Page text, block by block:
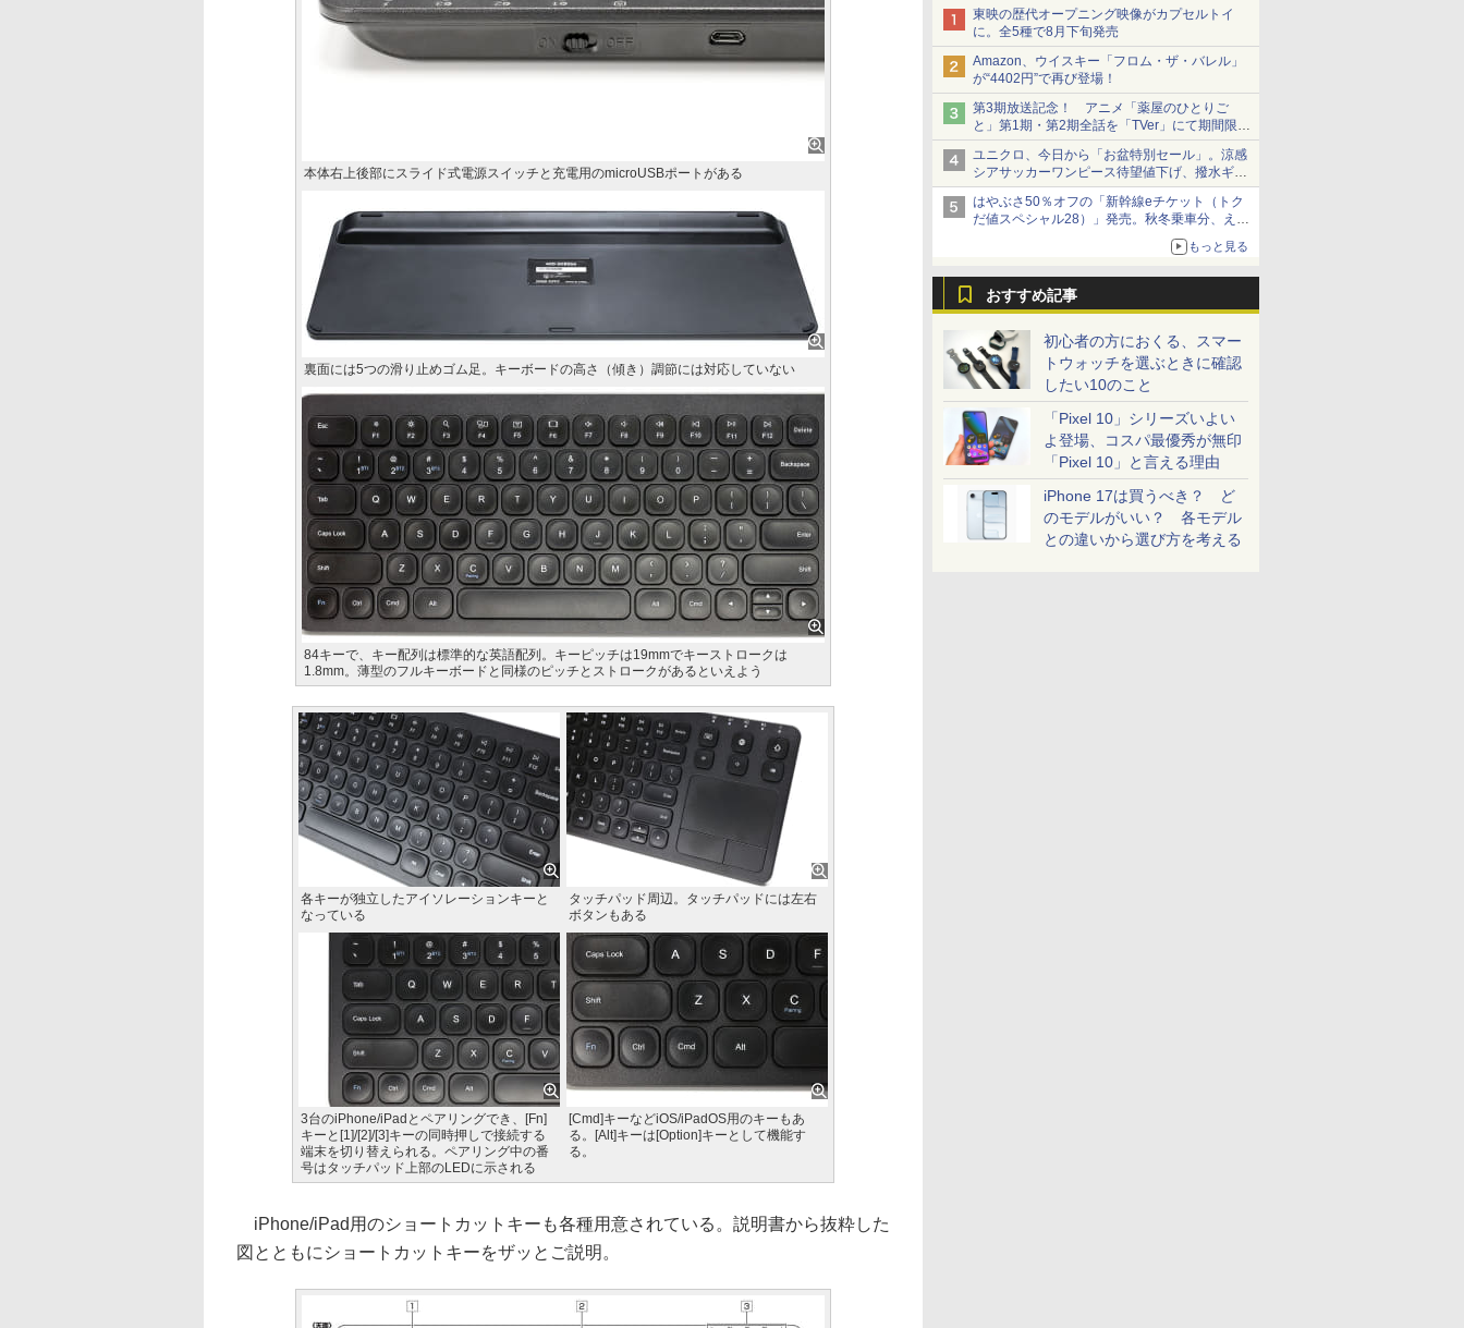
東映の歴代オープニング映像がカプセルトイ
に。全5種で8月下旬発売
Amazon、ウイスキー「フロム・ザ・バレル」
が“4402円”で再び登場！
第3期放送記念！ アニメ「薬屋のひとりご
と」第1期・第2期全話を「TVer」にて期間限定
で順次無料配信開始
ユニクロ、今日から「お盆特別セール」。涼感
シアサッカーワンピース待望値下げ、撥水ギア
ショーツは1990円に
はやぶさ50％オフの「新幹線eチケット（トク
だ値スペシャル28）」発売。秋冬乗車分、えき
もっと見る
おすすめ記事
初心者の方におくる、スマー
トウォッチを選ぶときに確認
したい10のこと
「Pixel 10」シリーズいよい
よ登場、コスパ最優秀が無印
「Pixel 10」と言える理由
iPhone 17は買うべき？ ど
のモデルがいい？ 各モデル
との違いから選び方を考える
本体右上後部にスライド式電源スイッチと充電用のmicroUSBポートがある
裏面には5つの滑り止めゴム足。キーボードの高さ（傾き）調節には対応していない
84キーで、キー配列は標準的な英語配列。キーピッチは19mmでキーストロークは
1.8mm。薄型のフルキーボードと同様のピッチとストロークがあるといえよう
各キーが独立したアイソレーションキーと
なっている
タッチパッド周辺。タッチパッドには左右
ボタンもある
3台のiPhone/iPadとペアリングでき、[Fn]
キーと[1]/[2]/[3]キーの同時押しで接続する
端末を切り替えられる。ペアリング中の番
号はタッチパッド上部のLEDに示される
[Cmd]キーなどiOS/iPadOS用のキーもあ
る。[Alt]キーは[Option]キーとして機能す
る。
iPhone/iPad用のショートカットキーも各種用意されている。説明書から抜粋した
図とともにショートカットキーをザッとご説明。